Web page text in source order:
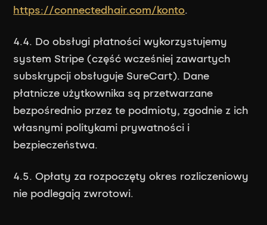
https://connectedhair.com/konto.
4.4. Do obsługi płatności wykorzystujemy
system Stripe (część wcześniej zawartych
subskrypcji obsługuje SureCart). Dane
płatnicze użytkownika są przetwarzane
bezpośrednio przez te podmioty, zgodnie z ich
własnymi politykami prywatności i
bezpieczeństwa.
4.5. Opłaty za rozpoczęty okres rozliczeniowy
nie podlegają zwrotowi.